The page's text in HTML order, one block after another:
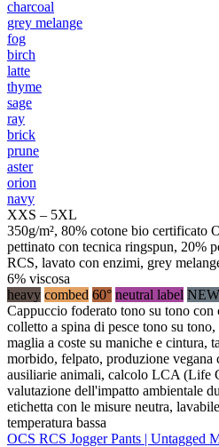
charcoal
grey melange
fog
birch
latte
thyme
sage
ray
brick
prune
aster
orion
navy
XXS – 5XL
350g/m², 80% cotone bio certificato
pettinato con tecnica ringspun, 20%
RCS, lavato con enzimi, grey
6% viscosa
heavy combed 60° neutral label
Cappuccio foderato tono su tono con
colletto a spina di pesce tono su
maglia a coste su maniche e cintura,
morbido, felpato, produzione vegana
ausiliarie animali, calcolo LCA (Life
valutazione dell'impatto ambientale
etichetta con le misure neutra,
temperatura bassa
OCS RCS Jogger Pants | Untagged